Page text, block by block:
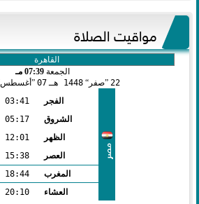
مواقيت الصلاة
الجمعة 07:39 مـ
22
صفر 1448 هـ 07 أغسطس
مصر
الفجر
03:41
الشروق
05:17
الظهر
12:01
العصر
15:38
المغرب
18:44
العشاء
20:10